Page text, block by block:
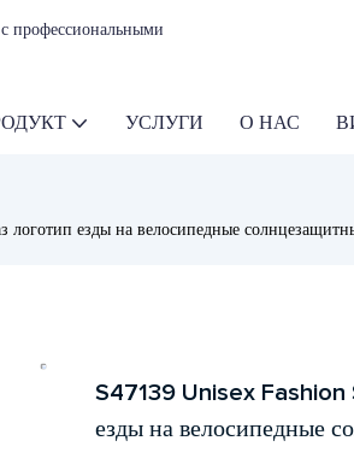
профессиональными
УСЛУГИ О НАС
езды на велосипедные
S47139 Unisex Fashion
езды на велосипедные